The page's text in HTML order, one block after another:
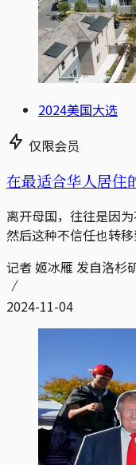
2024美国大选
仅限会员
在最适合华人居住
离开母国，往往是因
然后这种不信任也转
记者 姬冰雁 发自洛杉
2024-11-04